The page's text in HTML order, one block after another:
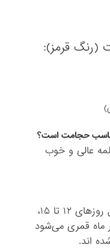
(رنگ قرمز):
مناسب حجامت است؟
عالی و خوب
روزهای مناسب برای حجامت شامل روزهای ۱۲ تا ۱۵،
آخر هر ماه قمری می‌شود
اند.